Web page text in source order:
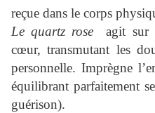
reçue dans le corps
Le quartz rose agit sur
cœur, transmutant les
personnelle. Imprègne
équilibrant parfaitement
guérison).